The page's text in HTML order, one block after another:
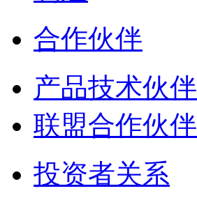
合作伙伴
产品技术伙伴
联盟合作伙伴
投资者关系